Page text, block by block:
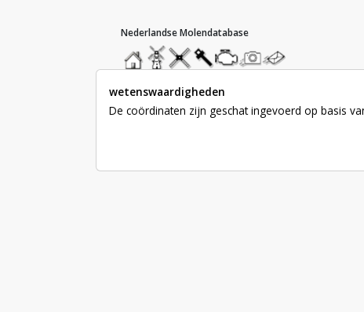
hoofdmenu
homemolendatabase
roedendatabase
assendatabase
motorendatabase
stuur
een
stuur
een
wetenswaardigheden
De coördinaten zijn geschat ingevoerd op basis